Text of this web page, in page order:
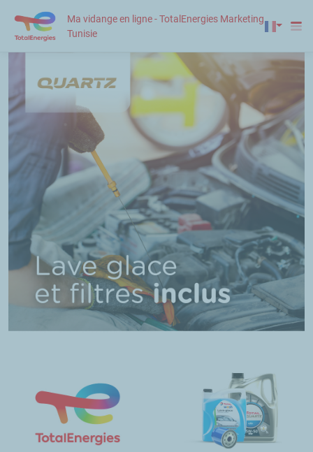
Ma vidange en ligne - TotalEnergies Marketing
Tunisie